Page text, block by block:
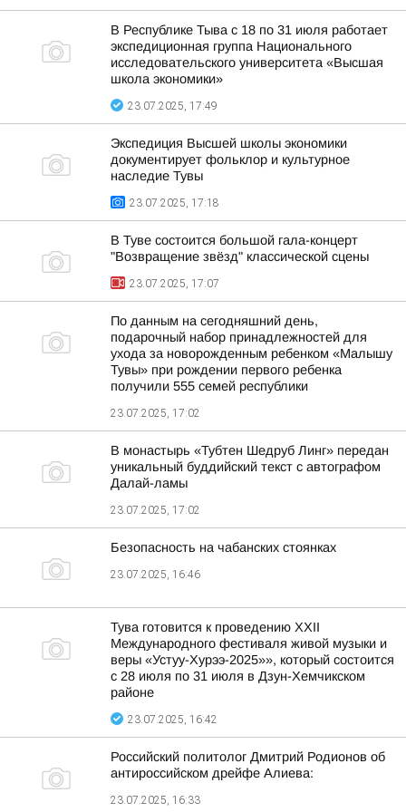
В Республике Тыва с 18 по 31 июля работает
экспедиционная группа Национального
исследовательского университета «Высшая
школа экономики»
23.07.2025, 17:49
Экспедиция Высшей школы экономики
документирует фольклор и культурное
наследие Тувы
23.07.2025, 17:18
В Туве состоится большой гала-концерт
"Возвращение звёзд" классической сцены
23.07.2025, 17:07
По данным на сегодняшний день,
подарочный набор принадлежностей для
ухода за новорожденным ребенком «Малышу
Тувы» при рождении первого ребенка
получили 555 семей республики
23.07.2025, 17:02
В монастырь «Тубтен Шедруб Линг» передан
уникальный буддийский текст с автографом
Далай-ламы
23.07.2025, 17:02
Безопасность на чабанских стоянках
23.07.2025, 16:46
Тува готовится к проведению XXII
Международного фестиваля живой музыки и
веры «Устуу-Хурээ-2025»», который состоится
с 28 июля по 31 июля в Дзун-Хемчикском
районе
23.07.2025, 16:42
Российский политолог Дмитрий Родионов об
антироссийском дрейфе Алиева:
23.07.2025, 16:33